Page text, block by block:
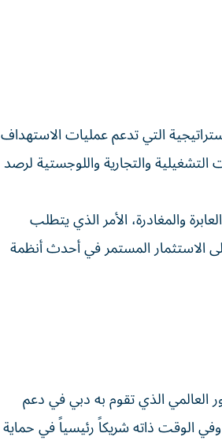
التي تدعم عمليات الاستهداف
والتجارية واللوجستية لرصد
والمغادرة، الأمر الذي يتطلب
الاستثمار المستمر في أحدث أنظمة
العالمي الذي تقوم به دبي في دعم
وفي الوقت ذاته شريكاً رئيسياً في حماية